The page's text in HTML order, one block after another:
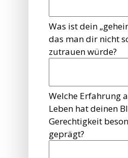
Was ist dein
das man dir nicht
zutrauen würde?
Welche Erfahrung
Leben hat deinen
Gerechtigkeit
geprägt?